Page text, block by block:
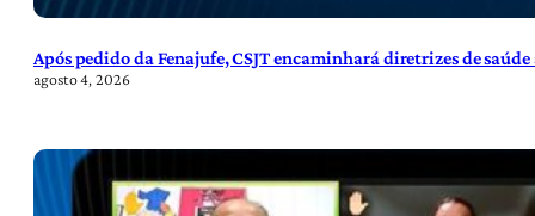
Após pedido da Fenajufe, CSJT encaminhará diretrizes de
agosto 4, 2026